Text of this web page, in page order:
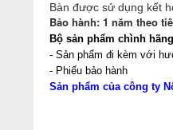
Bàn được sử dụng kết
Bảo hành: 1 năm theo
Bộ sản phẩm chình
- Sản phẩm đi kèm với
- Phiếu bảo hành
Sản phẩm của công ty